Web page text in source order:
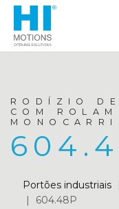
RODÍZIO
COM
Portões industriais
|
604.48P